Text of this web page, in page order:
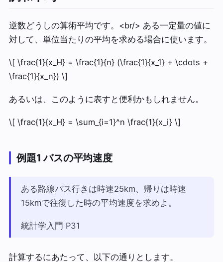
逆数どうしの算術平均です。<br/> ある一定量の値に
対して、単位当たりの平均を求める場合に使います。
\[ \frac{1}{x_H} = \frac{1}{n} (\frac{1}{x_1} + \cdots +
\frac{1}{x_n}) \]
あるいは、このように表すと便利かもしれません。
\[ \frac{1}{x_H} = \sum_{i=1}^n \frac{1}{x_i} \]
例題1 バスの平均速度
ある路線バス行きは時速25km、帰りは時速
15kmで往復した時の平均速度を求めよ。
統計学入門 P31
計算するにあたって、以下の通りとします。